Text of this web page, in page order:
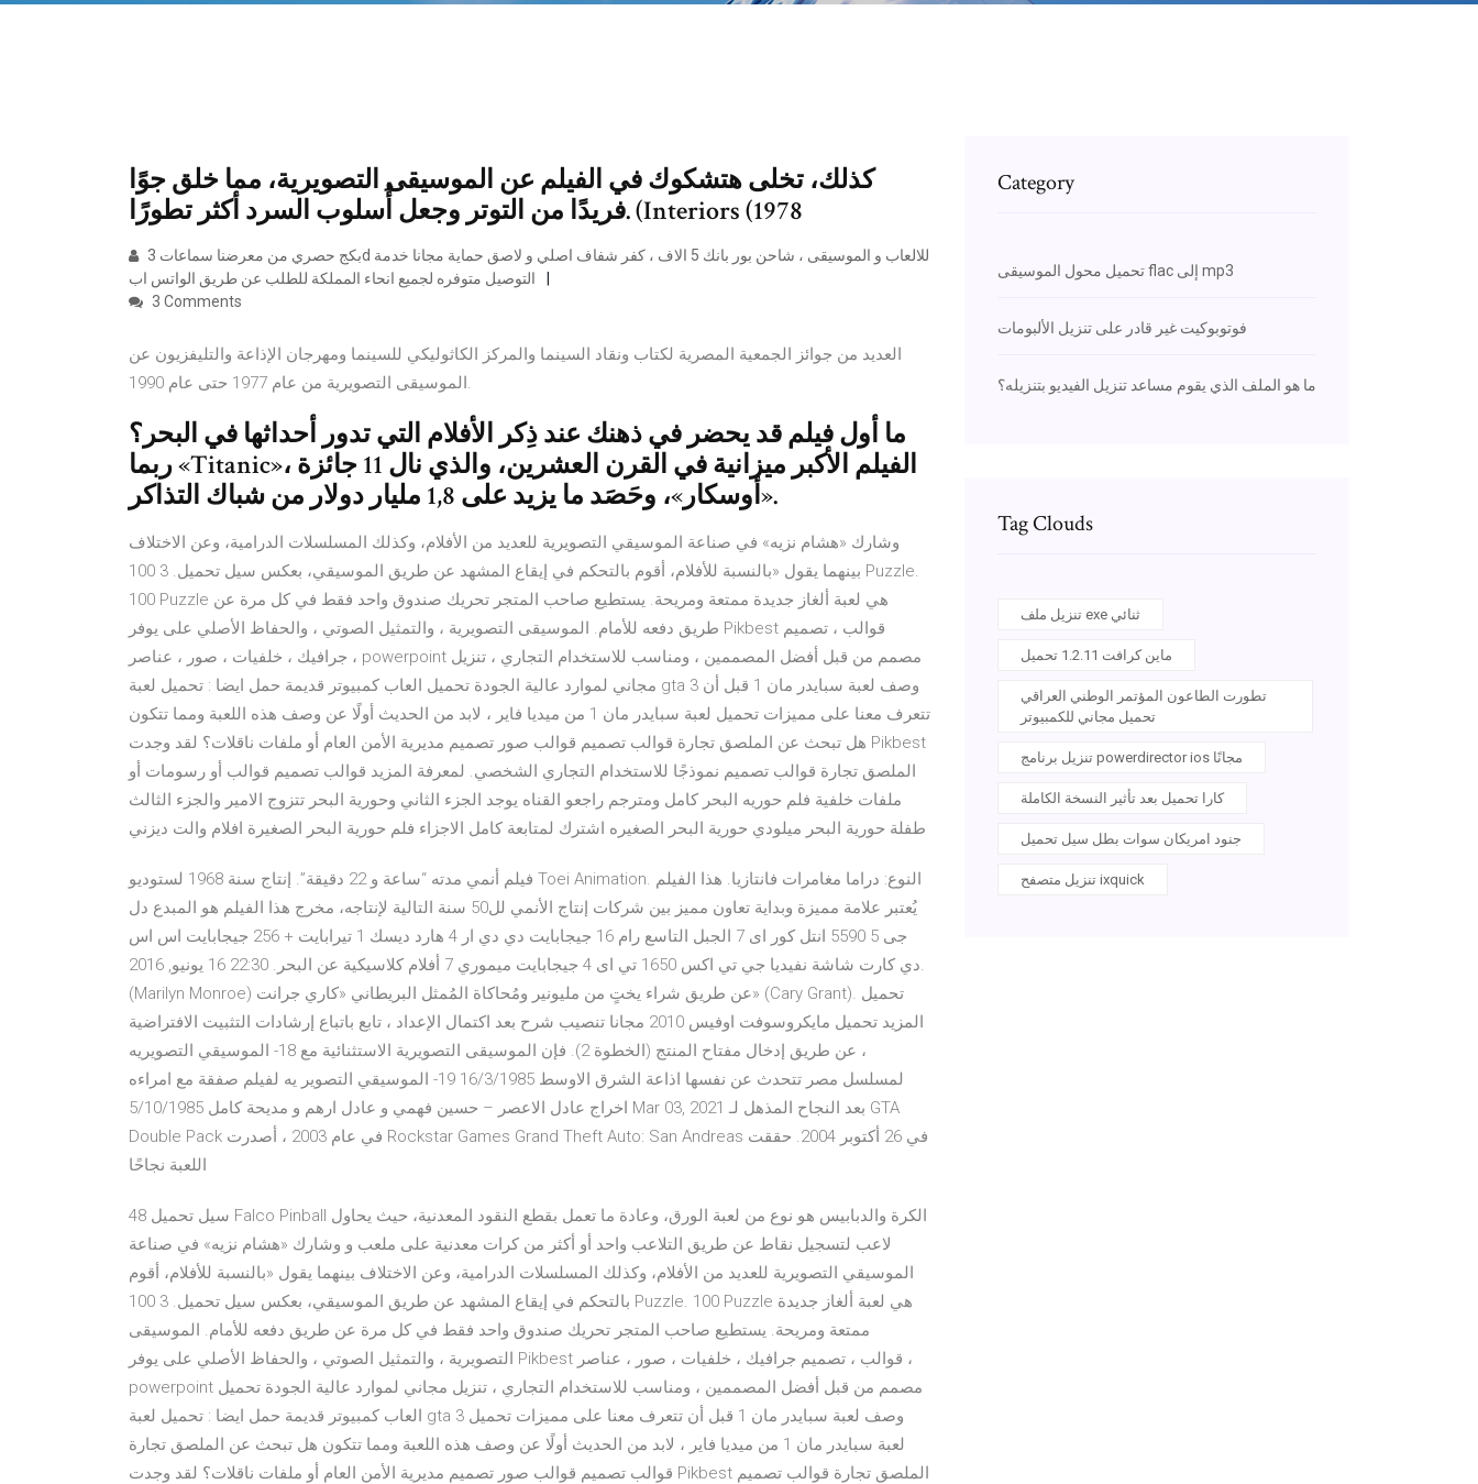
كذلك، تخلى هتشكوك في الفيلم عن الموسيقى التصويرية، مما خلق جوًا
فريدًا من التوتر وجعل أُسلوب السرد أكثر تطورًا. (Interiors (1978
التوصيل متوفره لجميع انحاء المملكة للطلب عن طريق الواتس اب
3 Comments
العديد من جوائز الجمعية المصرية لكتاب ونقاد السينما والمركز الكاثوليكي للسينما ومهرجان الإذاعة والتليفزيون عن
الموسيقى التصويرية من عام 1977 حتى عام 1990.
ما أول فيلم قد يحضر في ذهنك عند ذِكر الأفلام التي تدور أحداثها في البحر؟
ربما «Titanic»، الفيلم الأكبر ميزانية في القرن العشرين، والذي نال 11 جائزة
«أوسكار»، وحَصَد ما يزيد على 1,8 مليار دولار من شباك التذاكر.
وشارك «هشام نزيه» في صناعة الموسيقي التصويرية للعديد من الأفلام، وكذلك المسلسلات الدرامية، وعن الاختلاف
بينهما يقول «بالنسبة للأفلام، أقوم بالتحكم في إيقاع المشهد عن طريق الموسيقي، بعكس سيل تحميل. 3 100 Puzzle.
100 Puzzle هي لعبة ألغاز جديدة ممتعة ومريحة. يستطيع صاحب المتجر تحريك صندوق واحد فقط في كل مرة عن
طريق دفعه للأمام. الموسيقى التصويرية ، والتمثيل الصوتي ، والحفاظ الأصلي على يوفر Pikbest قوالب ، تصميم
جرافيك ، خلفيات ، صور ، عناصر ، powerpoint مصمم من قبل أفضل المصممين ، ومناسب للاستخدام التجاري ، تنزيل
مجاني لموارد عالية الجودة تحميل العاب كمبيوتر قديمة حمل ايضا : تحميل لعبة gta 3 وصف لعبة سبايدر مان 1 قبل أن
تتعرف معنا على مميزات تحميل لعبة سبايدر مان 1 من ميديا فاير ، لابد من الحديث أولًا عن وصف هذه اللعبة ومما تتكون
هل تبحث عن الملصق تجارة قوالب تصميم قوالب صور تصميم مديرية الأمن العام أو ملفات ناقلات؟ لقد وجدت Pikbest
الملصق تجارة قوالب تصميم نموذجًا للاستخدام التجاري الشخصي. لمعرفة المزيد قوالب تصميم قوالب أو رسومات أو
ملفات خلفية فلم حوريه البحر كامل ومترجم راجعو القناه يوجد الجزء الثاني وحورية البحر تتزوج الامير والجزء الثالث
طفلة حورية البحر ميلودي حورية البحر الصغيره اشترك لمتابعة كامل الاجزاء فلم حورية البحر الصغيرة افلام والت ديزني
فيلم أنمي مدته “ساعة و 22 دقيقة”. إنتاج سنة 1968 لستوديو Toei Animation. النوع: دراما مغامرات فانتازيا. هذا الفيلم
يُعتبر علامة مميزة وبداية تعاون مميز بين شركات إنتاج الأنمي لل50 سنة التالية لإنتاجه، مخرج هذا الفيلم هو المبدع دل
جى 5 5590 انتل كور اى 7 الجبل التاسع رام 16 جيجابايت دي دي ار 4 هارد ديسك 1 تيرابايت + 256 جيجابايت اس اس
دي كارت شاشة نفيديا جي تي اكس 1650 تي اى 4 جيجابايت ميموري 7 أفلام كلاسيكية عن البحر. 22:30 16 يونيو, 2016.
(Marilyn Monroe) عن طريق شراء يختٍ من مليونير ومُحاكاة المُمثل البريطاني «كاري جرانت» (Cary Grant). تحميل
المزيد تحميل مايكروسوفت اوفيس 2010 مجانا تنصيب شرح بعد اكتمال الإعداد ، تابع باتباع إرشادات التثبيت الافتراضية
، عن طريق إدخال مفتاح المنتج (الخطوة 2). فإن الموسيقى التصويرية الاستثنائية مع 18- الموسيقي التصويريه
لمسلسل مصر تتحدث عن نفسها اذاعة الشرق الاوسط 16/3/1985 19- الموسيقي التصوير يه لفيلم صفقة مع امراءه
اخراج عادل الاعصر – حسين فهمي و عادل ارهم و مديحة كامل 5/10/1985 Mar 03, 2021 بعد النجاح المذهل لـ GTA
Double Pack في عام 2003 ، أصدرت Rockstar Games Grand Theft Auto: San Andreas في 26 أكتوبر 2004. حققت
اللعبة نجاحًا
سيل تحميل 48 Falco Pinball الكرة والدبابيس هو نوع من لعبة الورق، وعادة ما تعمل بقطع النقود المعدنية، حيث يحاول
لاعب لتسجيل نقاط عن طريق التلاعب واحد أو أكثر من كرات معدنية على ملعب و وشارك «هشام نزيه» في صناعة
الموسيقي التصويرية للعديد من الأفلام، وكذلك المسلسلات الدرامية، وعن الاختلاف بينهما يقول «بالنسبة للأفلام، أقوم
بالتحكم في إيقاع المشهد عن طريق الموسيقي، بعكس سيل تحميل. 3 100 Puzzle. 100 Puzzle هي لعبة ألغاز جديدة
ممتعة ومريحة. يستطيع صاحب المتجر تحريك صندوق واحد فقط في كل مرة عن طريق دفعه للأمام. الموسيقى
التصويرية ، والتمثيل الصوتي ، والحفاظ الأصلي على يوفر Pikbest قوالب ، تصميم جرافيك ، خلفيات ، صور ، عناصر ،
powerpoint مصمم من قبل أفضل المصممين ، ومناسب للاستخدام التجاري ، تنزيل مجاني لموارد عالية الجودة تحميل
العاب كمبيوتر قديمة حمل ايضا : تحميل لعبة gta 3 وصف لعبة سبايدر مان 1 قبل أن تتعرف معنا على مميزات تحميل
لعبة سبايدر مان 1 من ميديا فاير ، لابد من الحديث أولًا عن وصف هذه اللعبة ومما تتكون هل تبحث عن الملصق تجارة
قوالب تصميم قوالب صور تصميم مديرية الأمن العام أو ملفات ناقلات؟ لقد وجدت Pikbest الملصق تجارة قوالب تصميم
Category
تحميل محول الموسيقى flac إلى mp3
فوتوبوكيت غير قادر على تنزيل الألبومات
ما هو الملف الذي يقوم مساعد تنزيل الفيديو بتنزيله؟
Tag Clouds
تنزيل ملف exe ثنائي
ماين كرافت 1.2.11 تحميل
تطورت الطاعون المؤتمر الوطني العراقي
تحميل مجاني للكمبيوتر
تنزيل برنامج powerdirector ios مجانًا
كارا تحميل بعد تأثير النسخة الكاملة
جنود امريكان سوات بطل سيل تحميل
تنزيل متصفح ixquick